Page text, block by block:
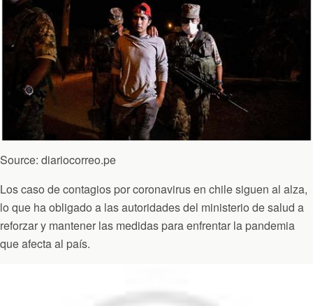
Source: diariocorreo.pe
Los caso de contagios por coronavirus en chile siguen al alza,
lo que ha obligado a las autoridades del ministerio de salud a
reforzar y mantener las medidas para enfrentar la pandemia
que afecta al país.